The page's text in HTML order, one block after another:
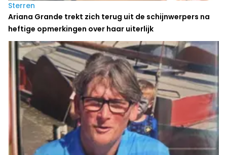
Sterren
Ariana Grande trekt zich terug uit de schijnwerpers na
heftige opmerkingen over haar uiterlijk